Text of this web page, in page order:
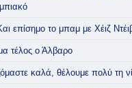
επίσημο το μπαμ με Χέιζ
τέλος ο Άλβαρο
καλά, θέλουμε πολύ τη